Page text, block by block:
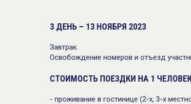
3 ДЕНЬ – 13 НОЯБРЯ 2023
Завтрак.
Освобождение номеров и отъезд
СТОИМОСТЬ ПОЕЗДКИ НА 1
- проживание в гостинице (2-х, 3-х